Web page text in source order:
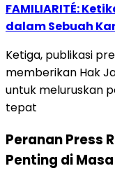
FAMILIARITÉ:
dalam Sebuah
Ketiga, publikasi
memberikan Hak
untuk meluruskan
tepat
Peranan Press
Penting di